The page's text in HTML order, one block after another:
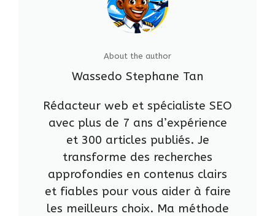
About the author
Wassedo Stephane Tan
Rédacteur web et spécialiste SEO
avec plus de 7 ans d’expérience
et 300 articles publiés. Je
transforme des recherches
approfondies en contenus clairs
et fiables pour vous aider à faire
les meilleurs choix. Ma méthode